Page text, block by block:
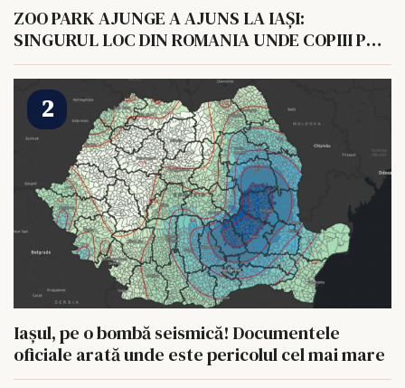
ZOO PARK AJUNGE A AJUNS LA IAȘI:
SINGURUL LOC DIN ROMANIA UNDE COPIII POT
HRANI UN ELEFANT
Iașul, pe o bombă seismică! Documentele
oficiale arată unde este pericolul cel mai mare